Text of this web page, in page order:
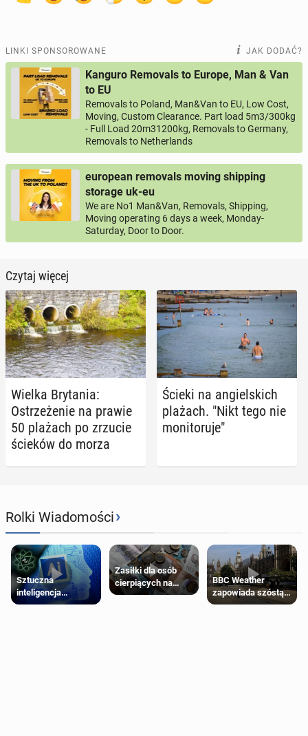
LINKI SPONSOROWANE JAK DODAĆ?
Kanguro Removals to Europe, Man & Van
to EU
Removals to Poland, Man&Van to EU, Low Cost,
Moving, Custom Clearance. Part load 5m3/300kg
- Full Load 20m31200kg, Removals to Germany,
Removals to Netherlands
european removals moving shipping
storage uk-eu
We are No1 Man&Van, Removals, Shipping,
Moving operating 6 days a week, Monday-
Saturday, Door to Door.
Czytaj więcej
Wielka Bry­ta­nia:
Ostrze­że­nie na prawie
50 plażach po zrzucie
ścieków do morza
Ścieki na an­giel­skich
plażach. "Nikt tego nie
mo­ni­to­ru­je"
Rolki Wiadomości›
Sztuczna
inteligencja
próbowała oszukać
Zasiłki dla osób
cierpiących na
schorzenia
BBC Weather
zapowiada szóstą
falę upałów w